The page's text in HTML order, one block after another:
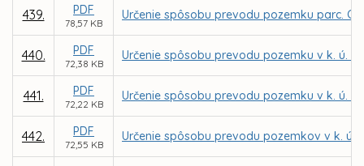
439. PDF
78,57 KB
Určenie spôsobu prevodu pozemku parc.
440. PDF
72,38 KB
Určenie spôsobu prevodu pozemku v k. ú.
441. PDF
72,22 KB
Určenie spôsobu prevodu pozemku v k. ú.
442. PDF
72,55 KB
Určenie spôsobu prevodu pozemkov v k. ú.